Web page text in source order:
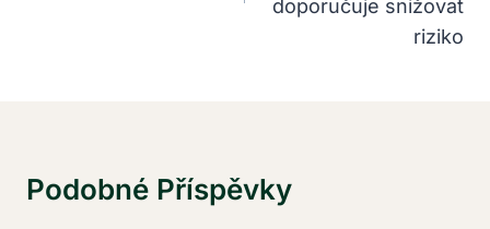
doporučuje snižovat
riziko
Podobné Příspěvky